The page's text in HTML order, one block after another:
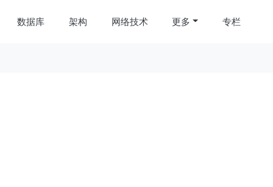
数据库 架构 网络技术 更多 专栏